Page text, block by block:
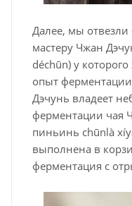
Далее, мы
мастеру Чжан
déchūn) у
опыт
Дэчунь владеет
ферментации чая
пиньинь chūnlà
выполнена в
ферментация с